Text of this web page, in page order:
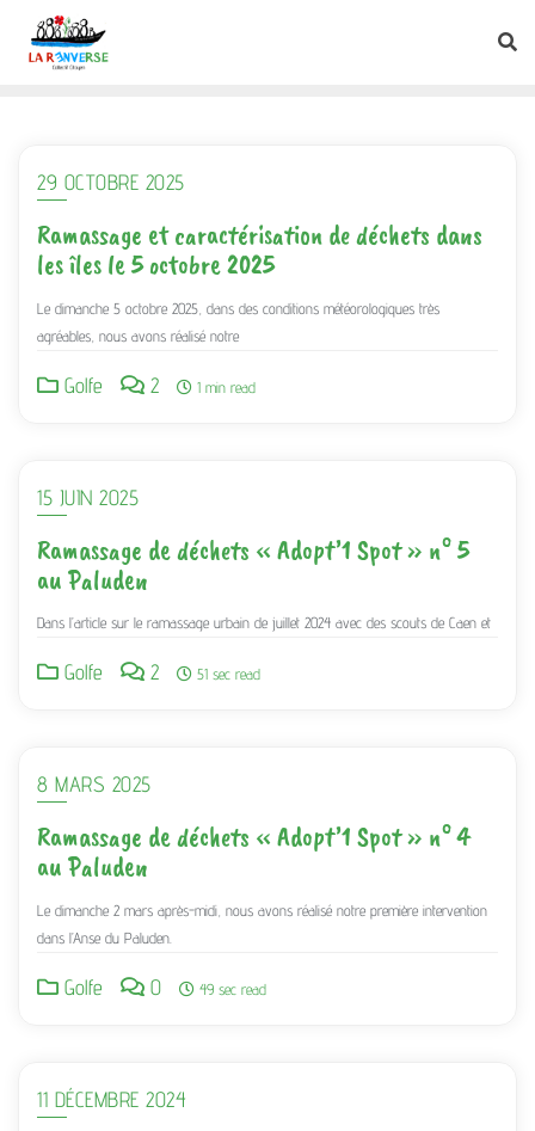
29 OCTOBRE 2025
Ramassage et caractérisation de déchets dans
les îles le 5 octobre 2025
Le dimanche 5 octobre 2025, dans des conditions météorologiques très
agréables, nous avons réalisé notre
Golfe 2 1 min read
15 JUIN 2025
Ramassage de déchets « Adopt’1 Spot » n° 5
au Paluden
Dans l’article sur le ramassage urbain de juillet 2024 avec des scouts de Caen et
Golfe 2 51 sec read
8 MARS 2025
Ramassage de déchets « Adopt’1 Spot » n° 4
au Paluden
Le dimanche 2 mars après-midi, nous avons réalisé notre première intervention
dans l’Anse du Paluden.
Golfe 0 49 sec read
11 DÉCEMBRE 2024